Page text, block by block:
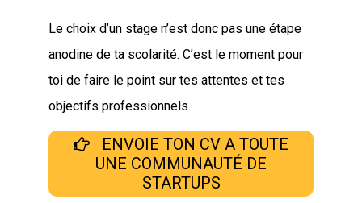
Le choix d’un stage n’est donc pas une étape
anodine de ta scolarité. C’est le moment pour
toi de faire le point sur tes attentes et tes
objectifs professionnels.
ENVOIE TON CV A TOUTE
UNE COMMUNAUTÉ DE
STARTUPS